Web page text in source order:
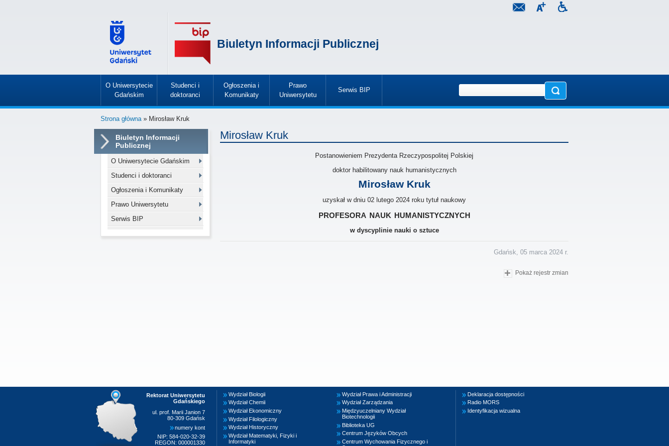
Biuletyn Informacji Publicznej
O Uniwersytecie
Gdańskim
»
Studenci i
doktoranci
»
Ogłoszenia i
Komunikaty
»
Prawo
Uniwersytetu
»
Serwis BIP
»
Strona główna» Mirosław Kruk
Biuletyn Informacji
Publicznej
O Uniwersytecie Gdańskim
Studenci i doktoranci
Ogłoszenia i Komunikaty
Prawo Uniwersytetu
Serwis BIP
Mirosław Kruk
Postanowieniem Prezydenta Rzeczypospolitej Polskiej
doktor habilitowany nauk humanistycznych
Mirosław Kruk
uzyskał w dniu 02 lutego 2024 roku tytuł naukowy
profesora nauk humanistycznych
w dyscyplinie nauki o sztuce
Gdańsk, 05 marca 2024 r.
Pokaż rejestr zmian
Rektorat Uniwersytetu
Gdańskiego
ul. prof. Marii Janion 7
80-309 Gdańsk
numery kont
NIP: 584-020-32-39
REGON: 000001330
Wydział Biologii
Wydział Chemii
Wydział Ekonomiczny
Wydział Filologiczny
Wydział Historyczny
Wydział Matematyki, Fizyki i
Informatyki
Wydział Prawa i Administracji
Wydział Zarządzania
Międzyuczelniany Wydział
Biotechnologii
Biblioteka UG
Centrum Języków Obcych
Centrum Wychowania Fizycznego i
Deklaracja dostępności
Radio MORS
Identyfikacja wizualna